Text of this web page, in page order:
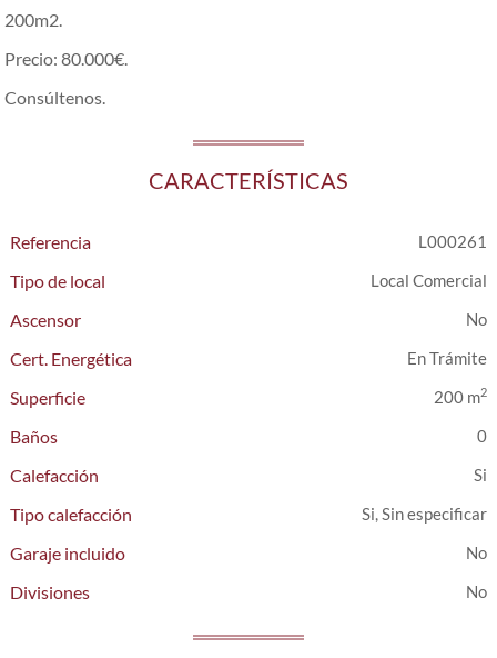
200m2.
Precio: 80.000€.
Consúltenos.
CARACTERÍSTICAS
Referencia L000261
Tipo de local Local Comercial
Ascensor
Cert. Energética
En Trámite
Superficie 200 m2
Baños 0
Calefacción
Tipo calefacción
Si, Sin especificar
Garaje incluido
Divisiones